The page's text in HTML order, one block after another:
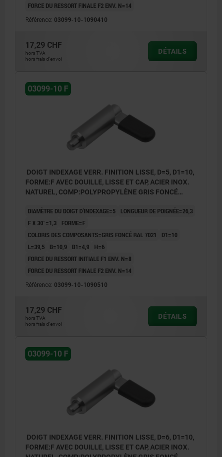
FORCE DU RESSORT FINALE F2 ENV. N=14
Référence: 03099-10-1090410
17,29 CHF
hors TVA
hors frais d’envoi
DÉTAILS
03099-10 F
DOIGT INDEXAGE VERR. FINITION LISSE, D=5, D1=10,
FORME:F AVEC DOUILLE, LISSE ET CAP, ACIER INOX.
NATUREL, COMP:POLYPROPYLÈNE GRIS FONCÉ
DIAMÈTRE DU DOIGT D'INDEXAGE=5
LONGUEUR DE POIGNÉE=26,3
F X 30°=1,3
FORME=F
COLORIS DES COMPOSANTS=GRIS FONCÉ RAL 7021
D1=10
L=39,5
B=10,9 B1=4,9
H=6
FORCE DU RESSORT INITIALE F1 ENV. N=8
FORCE DU RESSORT FINALE F2 ENV. N=14
Référence: 03099-10-1090510
17,29 CHF
hors TVA
hors frais d’envoi
DÉTAILS
03099-10 F
DOIGT INDEXAGE VERR. FINITION LISSE, D=6, D1=10,
FORME:F AVEC DOUILLE, LISSE ET CAP, ACIER INOX.